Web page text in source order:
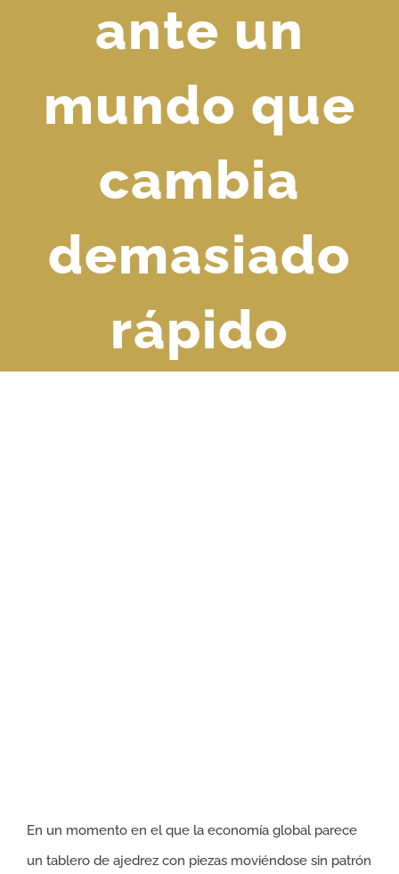
ante un
mundo que
cambia
demasiado
rápido
En un momento en el que la economía global parece
un tablero de ajedrez con piezas moviéndose sin patrón